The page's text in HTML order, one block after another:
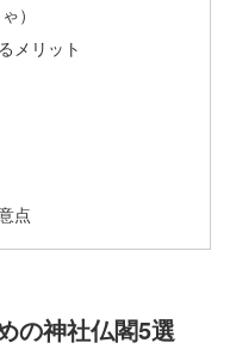
）
メリット
点
の神社仏閣5選